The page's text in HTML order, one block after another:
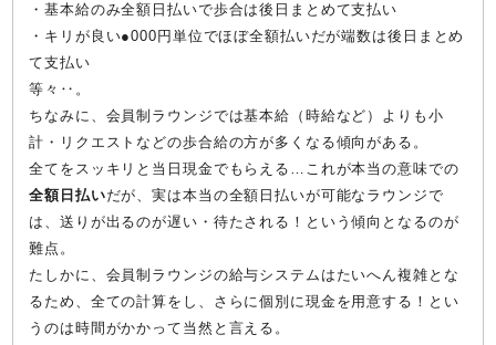
・基本給のみ全額日払いで歩合は後日まとめて支払い
・キリが良い●000円単位でほぼ全額払いだが端数は後日まとめ
て支払い
等々‥。
ちなみに、会員制ラウンジでは基本給（時給など）よりも小
計・リクエストなどの歩合給の方が多くなる傾向がある。
全てをスッキリと当日現金でもらえる…これが本当の意味での
全額日払いだが、実は本当の全額日払いが可能なラウンジで
は、送りが出るのが遅い・待たされる！という傾向となるのが
難点。
たしかに、会員制ラウンジの給与システムはたいへん複雑とな
るため、全ての計算をし、さらに個別に現金を用意する！とい
うのは時間がかかって当然と言える。